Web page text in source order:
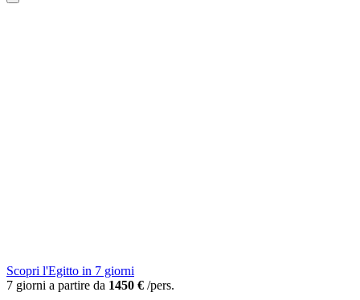
Scopri l'Egitto in 7 giorni
7 giorni a partire da 1450 € /pers.